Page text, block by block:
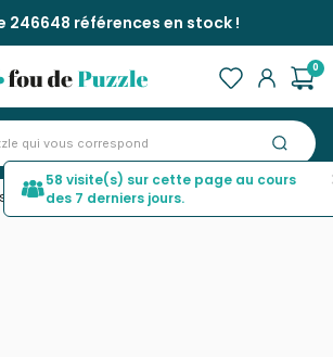
246648 références en stock !
0
>La Reine des Neiges 2
58 visite(s) sur cette page au cours
des 7 derniers jours.